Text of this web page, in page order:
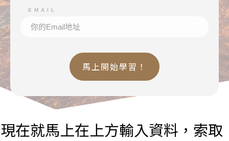
EMAIL
馬上開始學習！
現在就馬上在上方輸入資料，索取